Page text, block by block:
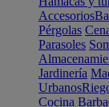
Accesorios
Pérgolas
Parasoles
Jardinería
Urbanos
Cocina